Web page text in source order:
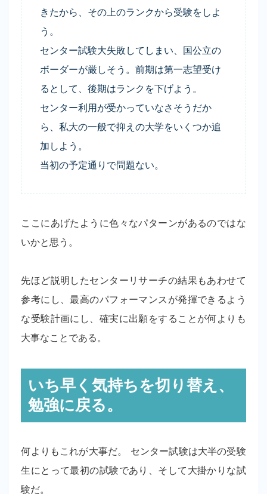
きたから、その上のランクから受験をしよ
う。
センター試験大失敗してしまい、国公立の
ボーダーが厳しそう。前期は第一志望受け
るとして、後期はランクを下げよう。
センター利用が受かっていなさそうだか
ら、私大の一般で抑えの大学をいくつか追
加しよう。
当初の予定通りで問題ない。
ここにあげたように色々なパターンがあるのではな
いかと思う。
先ほど説明したセンターリサーチの結果もあわせて
参考にし、最高のパフォーマンスが発揮できるよう
な受験計画にし、確実に出願をすることが何よりも
大事なことである。
いち早く気持ちを切り替え、
勉強に戻る。
何よりもこれが大事だ。 センター試験は大半の受験
生にとって最初の試験であり、そして大掛かりな試
験だ。